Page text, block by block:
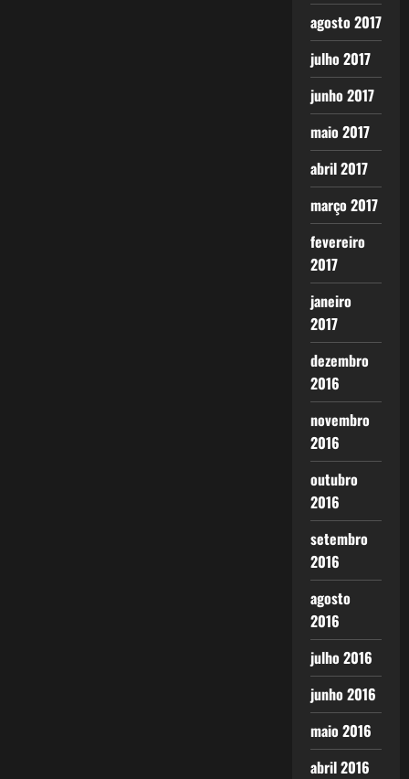
agosto 2017
julho 2017
junho 2017
maio 2017
abril 2017
março 2017
fevereiro
2017
janeiro
2017
dezembro
2016
novembro
2016
outubro
2016
setembro
2016
agosto
2016
julho 2016
junho 2016
maio 2016
abril 2016